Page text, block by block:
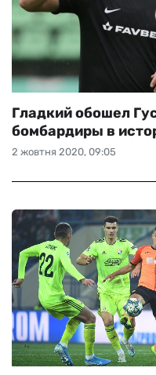
2 жовтня 2020, 09:05
Гладкий обошел
бомбардиры в